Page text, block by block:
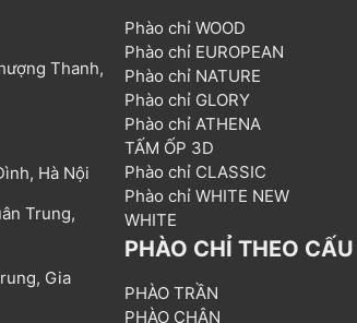
Thanh,
Hà Nội
Trung,
Gia
Phào chỉ WOOD
Phào chỉ EUROPEAN
Phào chỉ NATURE
Phào chỉ GLORY
Phào chỉ ATHENA
TẤM ỐP 3D
Phào chỉ CLASSIC
Phào chỉ WHITE NEW
WHITE
PHÀO CHỈ THEO CẤU
PHÀO TRẦN
PHÀO CHÂN